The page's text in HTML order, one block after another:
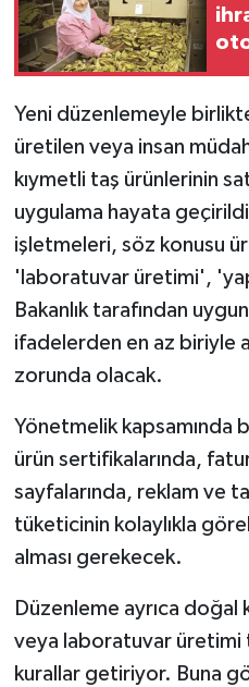
Yeni düzenlemeyle
üretilen veya insan
kıymetli taş ürünlerinin
uygulama hayata
işletmeleri, söz konusu
'laboratuvar üretimi',
Bakanlık tarafından
ifadelerden en az biriyle
zorunda olacak.
Yönetmelik
ürün sertifikalarında,
sayfalarında, reklam ve
tüketicinin kolaylıkla
alması gerekecek.
Düzenleme ayrıca
veya laboratuvar üretimi
kurallar getiriyor. Buna